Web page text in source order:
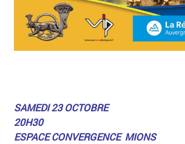
SAMEDI 23 OCTOBRE
20H30
ESPACE CONVERGENCE MIONS